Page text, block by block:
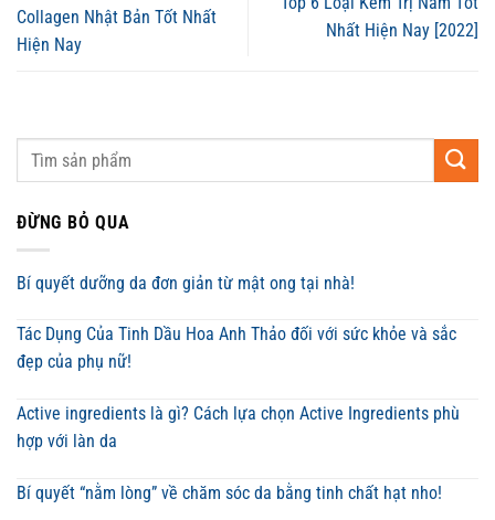
Collagen Nhật Bản Tốt Nhất
Hiện Nay
Nhất Hiện Nay [2022]
ĐỪNG BỎ QUA
Bí quyết dưỡng da đơn giản từ mật ong tại nhà!
Tác Dụng Của Tinh Dầu Hoa Anh Thảo đối với sức khỏe và sắc
đẹp của phụ nữ!
Active ingredients là gì? Cách lựa chọn Active Ingredients phù
hợp với làn da
Bí quyết “nằm lòng” về chăm sóc da bằng tinh chất hạt nho!